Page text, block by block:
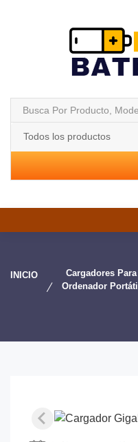
Todos los productos
INICIO
Cargadores Para
Ordenador Portátil